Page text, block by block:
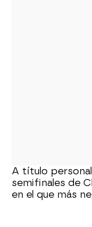
A título
semifinales de
en el que más